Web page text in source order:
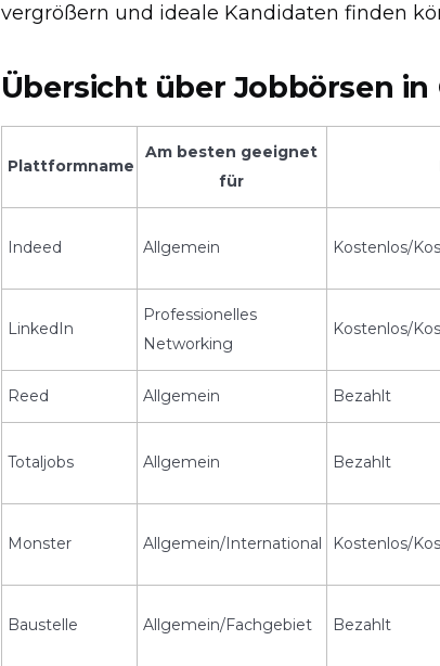
vergrößern und ideale Kandidaten finden
Übersicht über Jobbörsen
Plattformname
Am besten geeignet
für
Indeed Allgemein Kostenlos/
LinkedIn
Professionelles
Networking
Kostenlos/
Reed Allgemein Bezahlt
Totaljobs Allgemein Bezahlt
Monster Allgemein/International Kostenlos/
Baustelle Allgemein/Fachgebiet Bezahlt